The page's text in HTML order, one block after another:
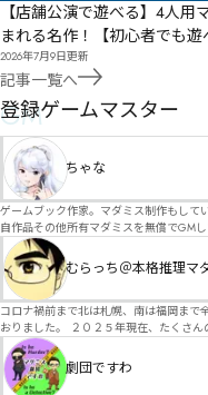
【店舗公演で遊べる】4人
まれる名作！【初心者でも遊
2026年7月9日更新
記事一覧へ
GM
登録ゲームマスター
ちゃな
ゲームブック作家。マダミス制作もして
自作品その他所有マダミスを無償でGM
ぞ。
むらっち＠本格推理マ
コロナ禍前まで北は札幌、南は福岡まで
おりました。 ２０２５年現在、たくさんのマダミスシナリオが増えました。 エモい物語体験重視の
シナリオがマダミス・マーダーミステ
リオは簡単に遊べます。 しかし、２～３時間ずっと考え＆議論して、見たことないトリックが解け
る閃きや犯人として逃げ切る楽しみのあ
劇団ですわ